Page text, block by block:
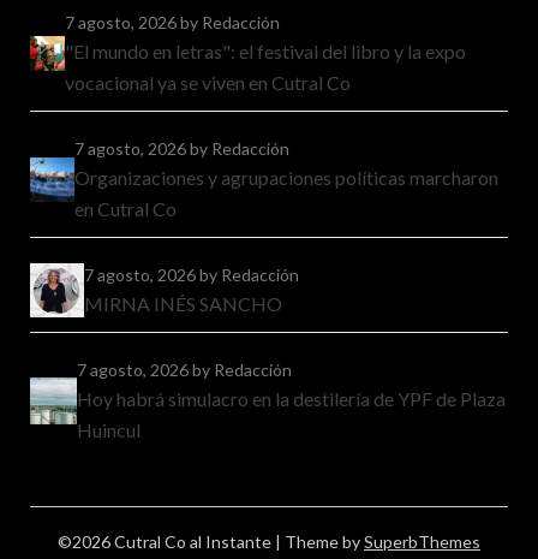
7 agosto, 2026by Redacción
"El mundo en letras": el festival del libro y la expo
vocacional ya se viven en Cutral Co
7 agosto, 2026by Redacción
Organizaciones y agrupaciones políticas marcharon
en Cutral Co
7 agosto, 2026by Redacción
MIRNA INÉS SANCHO
7 agosto, 2026by Redacción
Hoy habrá simulacro en la destilería de YPF de Plaza
Huincul
©2026 Cutral Co al Instante | Theme bySuperbThemes